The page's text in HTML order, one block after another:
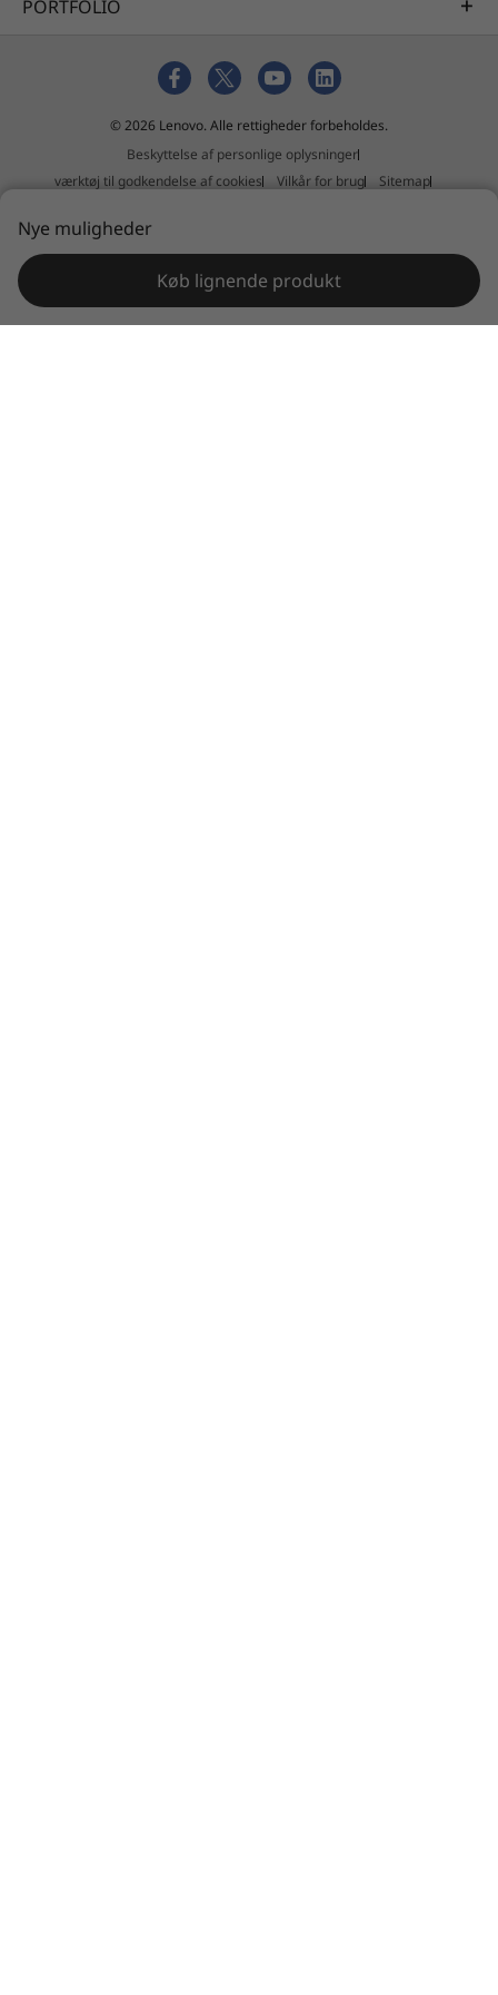
PORTFOLIO
© 2026 Lenovo. Alle rettigheder forbeholdes.
Beskyttelse af personlige oplysninger
værktøj til godkendelse af cookies
Vilkår for brug
Sitemap
Erklæring mod slaveri og menneskehandel
Nye muligheder
Køb lignende produkt